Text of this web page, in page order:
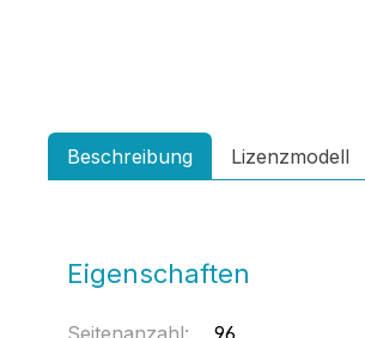
Beschreibung Lizenzmodell
Eigenschaften
Seitenanzahl: 96